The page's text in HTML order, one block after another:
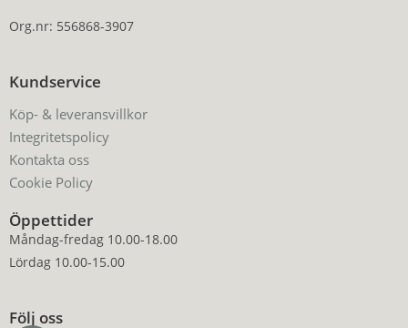
Org.nr: 556868-3907
Kundservice
Köp- & leveransvillkor
Integritetspolicy
Kontakta oss
Cookie Policy
Öppettider
Måndag-fredag 10.00-18.00
Lördag 10.00-15.00
Följ oss